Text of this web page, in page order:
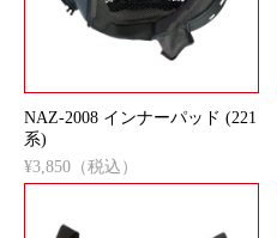
NAZ-2008 インナーパッド (221
系)
¥3,850（税込）